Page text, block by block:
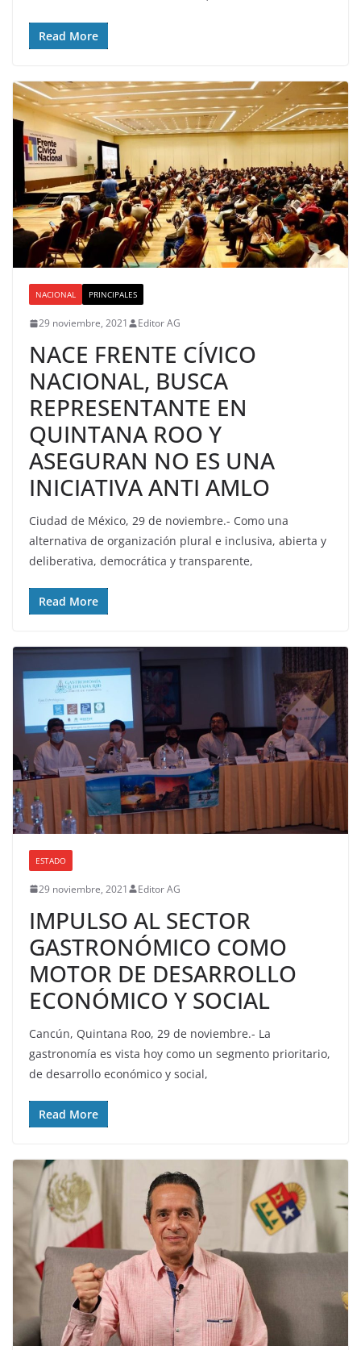
Read More
NACIONAL PRINCIPALES
29 noviembre, 2021 Editor AG
NACE FRENTE CÍVICO
NACIONAL, BUSCA
REPRESENTANTE EN
QUINTANA ROO Y
ASEGURAN NO ES UNA
INICIATIVA ANTI AMLO
Ciudad de México, 29 de noviembre.- Como una
alternativa de organización plural e inclusiva, abierta y
deliberativa, democrática y transparente,
Read More
ESTADO
29 noviembre, 2021 Editor AG
IMPULSO AL SECTOR
GASTRONÓMICO COMO
MOTOR DE DESARROLLO
ECONÓMICO Y SOCIAL
Cancún, Quintana Roo, 29 de noviembre.- La
gastronomía es vista hoy como un segmento prioritario,
de desarrollo económico y social,
Read More